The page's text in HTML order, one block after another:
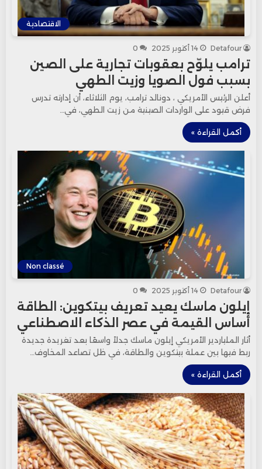
الاقتصادية
Detafour 14 أكتوبر 2025 0
ترامب يلوّح بعقوبات تجارية على الصين
بسبب فول الصويا وزيت الطهي
أعلن الرئيس الأمريكي ، دونالد ترامب، يوم الثلاثاء، أن إدارته تدرس
فرض قيود على الواردات الصينية من زيت الطهي، في…
أكمل القراءة »
Non classé
Detafour 14 أكتوبر 2025 0
إيلون ماسك يعيد تعريف بيتكوين: الطاقة
أساس القيمة في عصر الذكاء الاصطناعي
أثار الملياردير الأمريكي إيلون ماسك جدلاً واسعًا بعد تغريدة جديدة
ربط فيها بين عملة بيتكوين والطاقة، في ظل تصاعد المخاوف…
أكمل القراءة »